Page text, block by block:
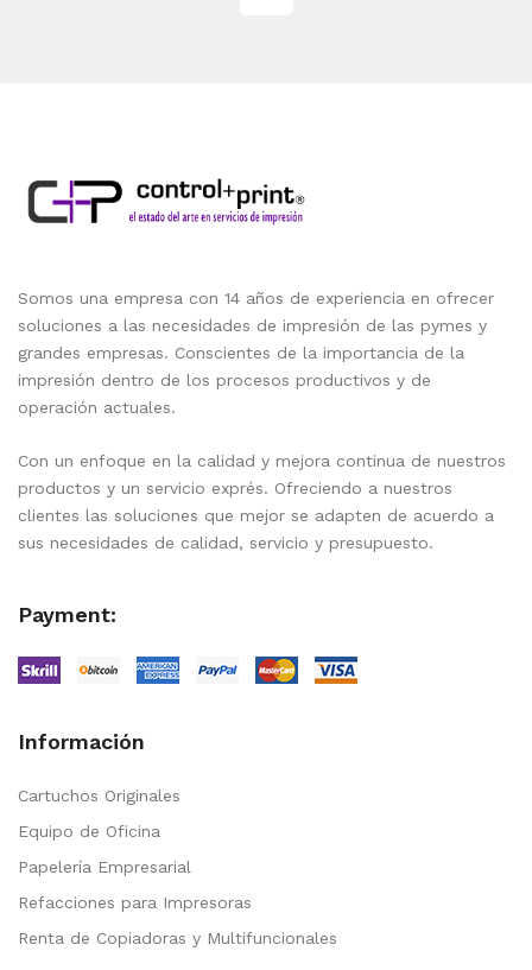
Somos una empresa con 14 años de experiencia en ofrecer
soluciones a las necesidades de impresión de las pymes y
grandes empresas. Conscientes de la importancia de la
impresión dentro de los procesos productivos y de
operación actuales.
Con un enfoque en la calidad y mejora continua de nuestros
productos y un servicio exprés. Ofreciendo a nuestros
clientes las soluciones que mejor se adapten de acuerdo a
sus necesidades de calidad, servicio y presupuesto.
Payment:
Información
Cartuchos Originales
Equipo de Oficina
Papelería Empresarial
Refacciones para Impresoras
Renta de Copiadoras y Multifuncionales